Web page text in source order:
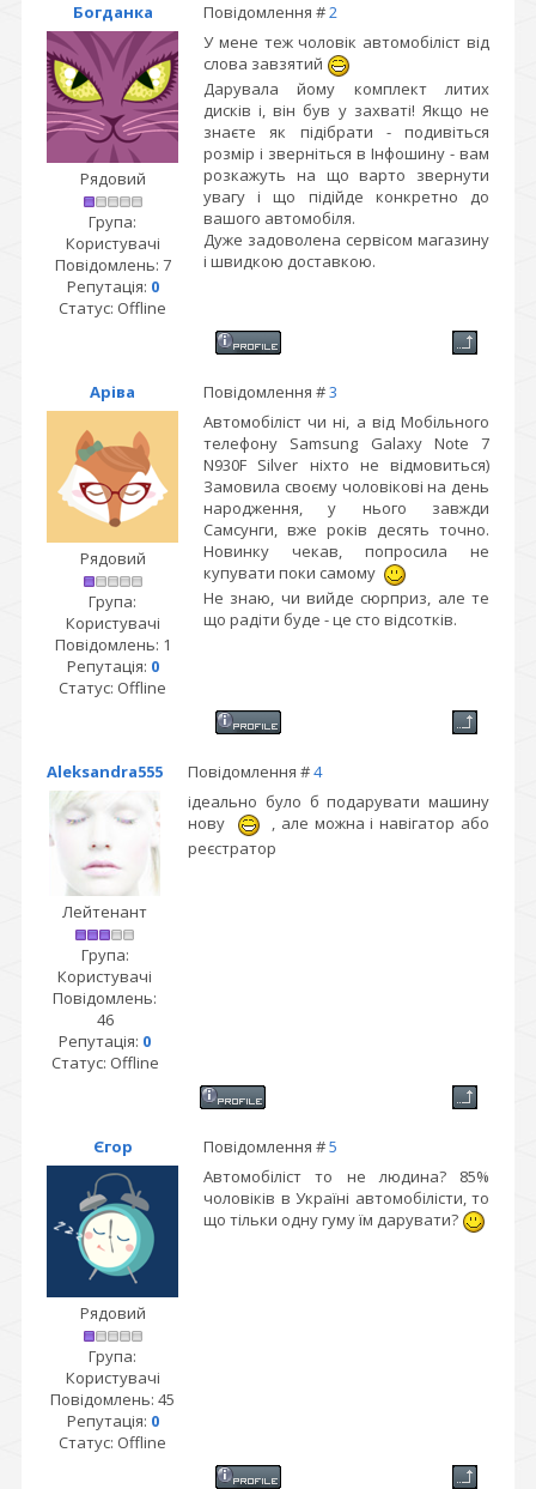
Богданка Повідомлення #2
Рядовий
Група:
Користувачі
Повідомлень: 7
Репутація: 0
Статус: Offline
У мене теж чоловік автомобіліст від
слова завзятий
Дарувала йому комплект литих
дисків i, він був у захваті! Якщо не
знаєте як підібрати - подивіться
розмір і зверніться в Інфошину - вам
розкажуть на що варто звернути
увагу і що підійде конкретно до
вашого автомобіля.
Дуже задоволена сервісом магазину
і швидкою доставкою.
Аріва Повідомлення #3
Рядовий
Група:
Користувачі
Повідомлень: 1
Репутація: 0
Статус: Offline
Автомобіліст чи ні, а від Мобільного
телефону Samsung Galaxy Note 7
N930F Silver ніхто не відмовиться)
Замовила своєму чоловікові на день
народження, у нього завжди
Самсунги, вже років десять точно.
Новинку чекав, попросила не
купувати поки самому
Не знаю, чи вийде сюрприз, але те
що радіти буде - це сто відсотків.
Aleksandra555 Повідомлення #4
Лейтенант
Група:
Користувачі
Повідомлень:
46
Репутація: 0
Статус: Offline
ідеально було б подарувати машину
нову
, але можна і навігатор або
реєстратор
Єгор Повідомлення #5
Рядовий
Група:
Користувачі
Повідомлень: 45
Репутація: 0
Статус: Offline
Автомобіліст то не людина? 85%
чоловіків в Україні автомобілісти, то
що тільки одну гуму їм дарувати?